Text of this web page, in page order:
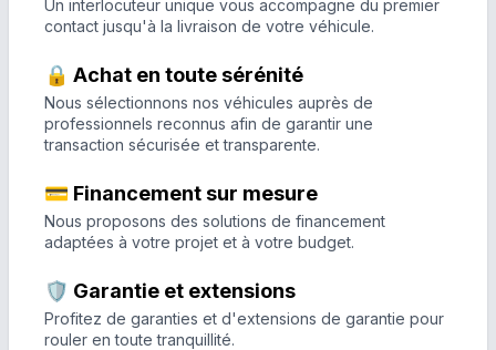
Un interlocuteur unique vous accompagne du premier
contact jusqu'à la livraison de votre véhicule.
🔒 Achat en toute sérénité
Nous sélectionnons nos véhicules auprès de
professionnels reconnus afin de garantir une
transaction sécurisée et transparente.
💳 Financement sur mesure
Nous proposons des solutions de financement
adaptées à votre projet et à votre budget.
🛡️ Garantie et extensions
Profitez de garanties et d'extensions de garantie pour
rouler en toute tranquillité.